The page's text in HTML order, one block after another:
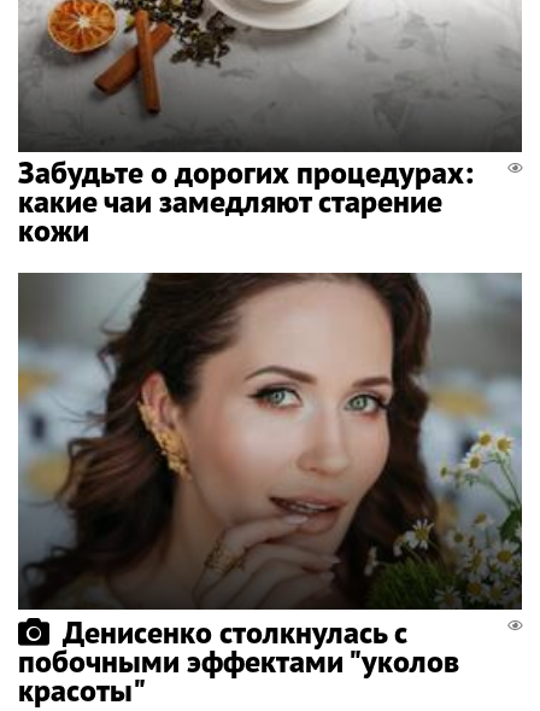
Забудьте о дорогих процедурах:
какие чаи замедляют старение
кожи
Денисенко столкнулась с
побочными эффектами "уколов
красоты"